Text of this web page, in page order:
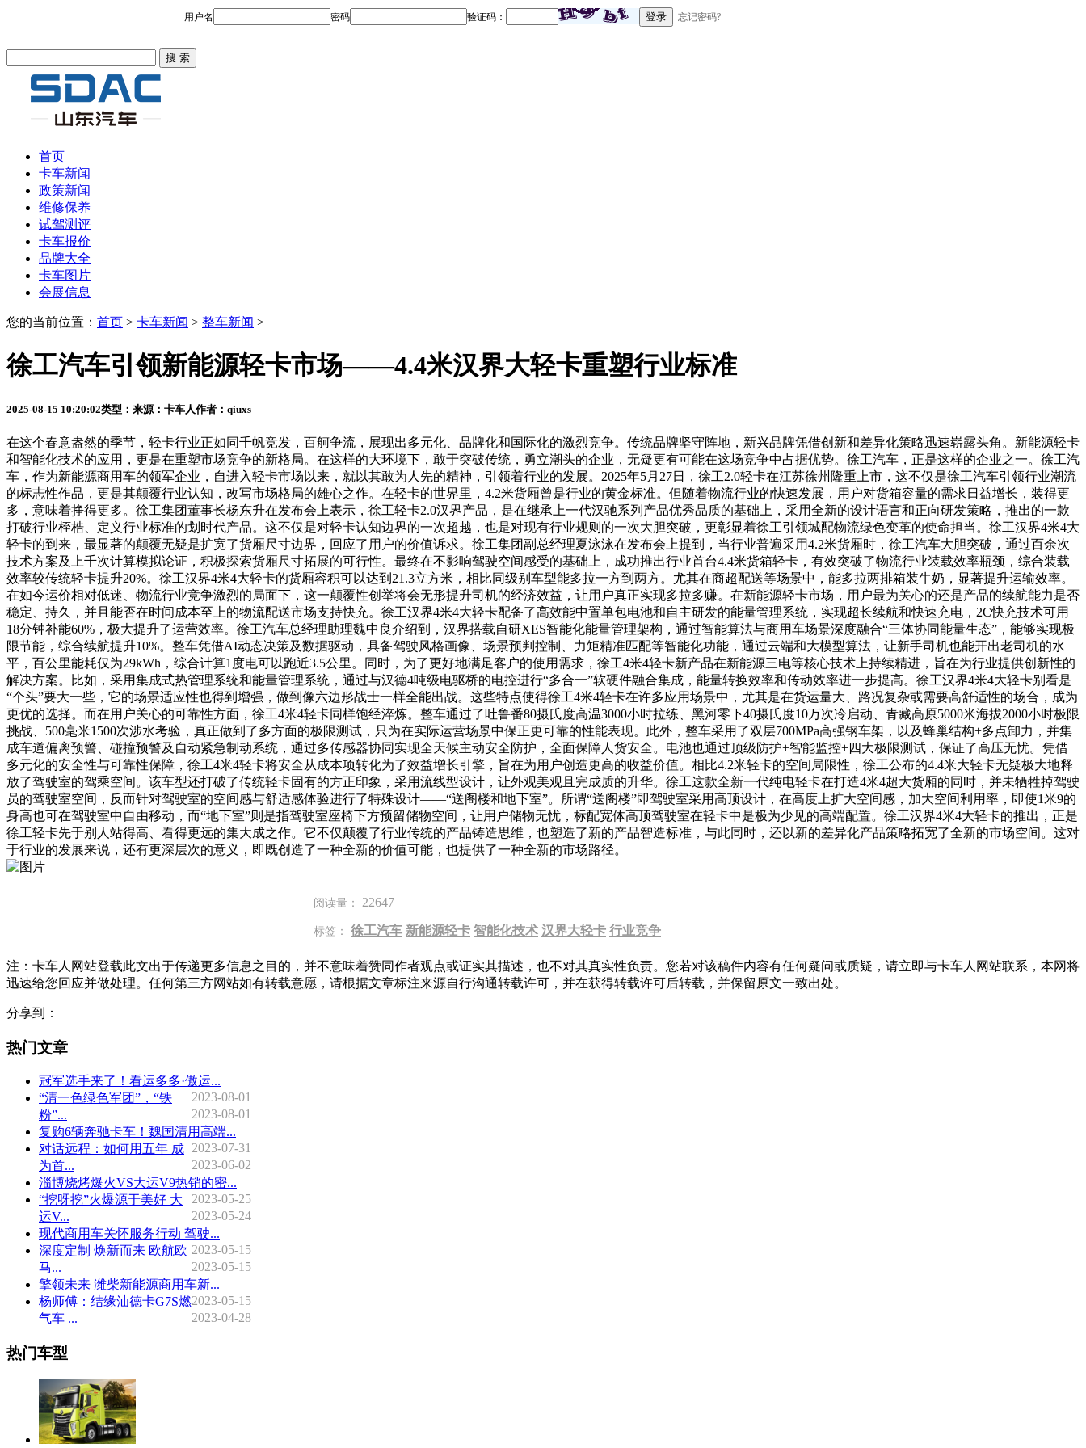
首页
卡车新闻
政策新闻
维修保养
试驾测评
卡车报价
品牌大全
卡车图片
会展信息
您的当前位置： 首页 > 卡车新闻 > 整车新闻 >
徐工汽车引领新能源轻卡市场——4.4米汉界大轻卡重塑行业标准
2025-08-15 10:20:02类型： 来源：卡车人作者：qiuxs
在这个春意盎然的季节，轻卡行业正如同千帆竞发，百舸争流，展现出多元化、品牌化和国际化的激烈竞争。传统品牌坚守阵地，新兴品牌凭借创新和差异化策略迅速崭露头角。新能源轻卡
和智能化技术的应用，更是在重塑市场竞争的新格局。在这样的大环境下，敢于突破传统，勇立潮头的企业，无疑更有可能在这场竞争中占据优势。徐工汽车，正是这样的企业之一。徐工汽
车，作为新能源商用车的领军企业，自进入轻卡市场以来，就以其敢为人先的精神，引领着行业的发展。2025年5月27日，徐工2.0轻卡在江苏徐州隆重上市，这不仅是徐工汽车引领行业潮流
的标志性作品，更是其颠覆行业认知，改写市场格局的雄心之作。在轻卡的世界里，4.2米货厢曾是行业的黄金标准。但随着物流行业的快速发展，用户对货箱容量的需求日益增长，装得更
多，意味着挣得更多。徐工集团董事长杨东升在发布会上表示，徐工轻卡2.0汉界产品，是在继承上一代汉驰系列产品优秀品质的基础上，采用全新的设计语言和正向研发策略，推出的一款
打破行业桎梏、定义行业标准的划时代产品。这不仅是对轻卡认知边界的一次超越，也是对现有行业规则的一次大胆突破，更彰显着徐工引领城配物流绿色变革的使命担当。徐工汉界4米4大
轻卡的到来，最显著的颠覆无疑是扩宽了货厢尺寸边界，回应了用户的价值诉求。徐工集团副总经理夏泳泳在发布会上提到，当行业普遍采用4.2米货厢时，徐工汽车大胆突破，通过百余次
技术方案及上千次计算模拟论证，积极探索货厢尺寸拓展的可行性。最终在不影响驾驶空间感受的基础上，成功推出行业首台4.4米货箱轻卡，有效突破了物流行业装载效率瓶颈，综合装载
效率较传统轻卡提升20%。徐工汉界4米4大轻卡的货厢容积可以达到21.3立方米，相比同级别车型能多拉一方到两方。尤其在商超配送等场景中，能多拉两排箱装牛奶，显著提升运输效率。
在如今运价相对低迷、物流行业竞争激烈的局面下，这一颠覆性创举将会无形提升司机的经济效益，让用户真正实现多拉多赚。在新能源轻卡市场，用户最为关心的还是产品的续航能力是否
稳定、持久，并且能否在时间成本至上的物流配送市场支持快充。徐工汉界4米4大轻卡配备了高效能中置单包电池和自主研发的能量管理系统，实现超长续航和快速充电，2C快充技术可用
18分钟补能60%，极大提升了运营效率。徐工汽车总经理助理魏中良介绍到，汉界搭载自研XES智能化能量管理架构，通过智能算法与商用车场景深度融合“三体协同能量生态”，能够实现极
限节能，综合续航提升10%。整车凭借AI动态决策及数据驱动，具备驾驶风格画像、场景预判控制、力矩精准匹配等智能化功能，通过云端和大模型算法，让新手司机也能开出老司机的水
平，百公里能耗仅为29kWh，综合计算1度电可以跑近3.5公里。同时，为了更好地满足客户的使用需求，徐工4米4轻卡新产品在新能源三电等核心技术上持续精进，旨在为行业提供创新性的
解决方案。比如，采用集成式热管理系统和能量管理系统，通过与汉德4吨级电驱桥的电控进行“多合一”软硬件融合集成，能量转换效率和传动效率进一步提高。徐工汉界4米4大轻卡别看是
“个头”要大一些，它的场景适应性也得到增强，做到像六边形战士一样全能出战。这些特点使得徐工4米4轻卡在许多应用场景中，尤其是在货运量大、路况复杂或需要高舒适性的场合，成为
更优的选择。而在用户关心的可靠性方面，徐工4米4轻卡同样饱经淬炼。整车通过了吐鲁番80摄氏度高温3000小时拉练、黑河零下40摄氏度10万次冷启动、青藏高原5000米海拔2000小时极限
挑战、500毫米1500次涉水考验，真正做到了多方面的极限测试，只为在实际运营场景中保正更可靠的性能表现。此外，整车采用了双层700MPa高强钢车架，以及蜂巢结构+多点卸力，并集
成车道偏离预警、碰撞预警及自动紧急制动系统，通过多传感器协同实现全天候主动安全防护，全面保障人货安全。电池也通过顶级防护+智能监控+四大极限测试，保证了高压无忧。凭借
多元化的安全性与可靠性保障，徐工4米4轻卡将安全从成本项转化为了效益增长引擎，旨在为用户创造更高的收益价值。相比4.2米轻卡的空间局限性，徐工公布的4.4米大轻卡无疑极大地释
放了驾驶室的驾乘空间。该车型还打破了传统轻卡固有的方正印象，采用流线型设计，让外观美观且完成质的升华。徐工这款全新一代纯电轻卡在打造4米4超大货厢的同时，并未牺牲掉驾驶
员的驾驶室空间，反而针对驾驶室的空间感与舒适感体验进行了特殊设计——“送阁楼和地下室”。所谓“送阁楼”即驾驶室采用高顶设计，在高度上扩大空间感，加大空间利用率，即使1米9的
身高也可在驾驶室中自由移动，而“地下室”则是指驾驶室座椅下方预留储物空间，让用户储物无忧，标配宽体高顶驾驶室在轻卡中是极为少见的高端配置。徐工汉界4米4大轻卡的推出，正是
徐工轻卡先于别人站得高、看得更远的集大成之作。它不仅颠覆了行业传统的产品铸造思维，也塑造了新的产品智造标准，与此同时，还以新的差异化产品策略拓宽了全新的市场空间。这对
于行业的发展来说，还有更深层次的意义，即既创造了一种全新的价值可能，也提供了一种全新的市场路径。
阅读量： 22647
标签： 徐工汽车 新能源轻卡 智能化技术 汉界大轻卡 行业竞争
注：卡车人网站登载此文出于传递更多信息之目的，并不意味着赞同作者观点或证实其描述，也不对其真实性负责。您若对该稿件内容有任何疑问或质疑，请立即与卡车人网站联系，本网将
迅速给您回应并做处理。任何第三方网站如有转载意愿，请根据文章标注来源自行沟通转载许可，并在获得转载许可后转载，并保留原文一致出处。
分享到：
热门文章
冠军选手来了！看运多多·傲运...
2023-08-01
“清一色绿色军团”，“铁
粉”...
2023-08-01
复购6辆奔驰卡车！魏国清用高端...
2023-07-31
对话远程：如何用五年 成
为首...
2023-06-02
淄博烧烤爆火VS大运V9热销的密...
2023-05-25
“挖呀挖”火爆源于美好 大
运V...
2023-05-24
现代商用车关怀服务行动 驾驶...
2023-05-15
深度定制 焕新而来 欧航欧
马...
2023-05-15
擎领未来 潍柴新能源商用车新...
2023-05-15
杨师傅：结缘汕德卡G7S燃
气车 ...
2023-04-28
热门车型